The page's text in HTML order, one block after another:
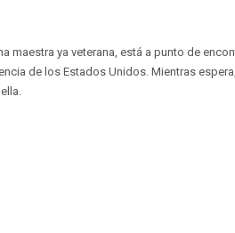
maestra ya veterana, está a punto de
de los Estados Unidos. Mientras